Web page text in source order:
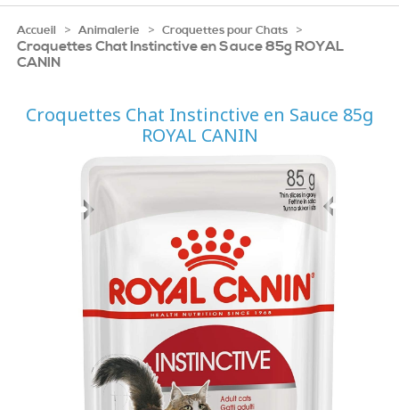
Accueil > Animalerie > Croquettes pour Chats >
Croquettes Chat Instinctive en Sauce 85g ROYAL
CANIN
Croquettes Chat Instinctive en Sauce 85g
ROYAL CANIN